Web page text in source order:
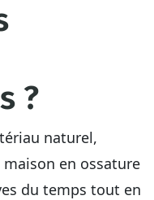
?
naturel,
en ossature
du temps tout en